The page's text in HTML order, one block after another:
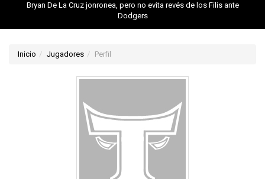
Bryan De La Cruz jonronea, pero no evita revés de los Filis ante
Dodgers
Inicio Jugadores Perfil